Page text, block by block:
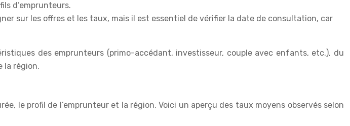
d’emprunteurs.
sur les offres et les taux, mais il est essentiel de vérifier la date de consultation, car
des emprunteurs (primo-accédant, investisseur, couple avec enfants, etc.), du
la région.
le profil de l’emprunteur et la région. Voici un aperçu des taux moyens observés selon